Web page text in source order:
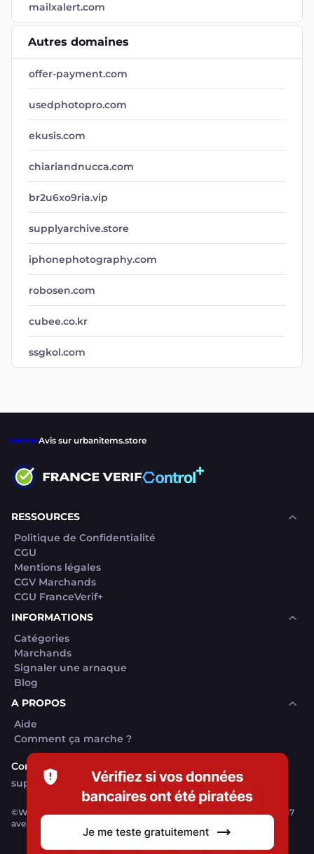
mailxalert.com
Autres domaines
offer-payment.com
usedphotopro.com
ekusis.com
chiariandnucca.com
br2u6xo9ria.vip
supplyarchive.store
iphonephotography.com
robosen.com
cubee.co.kr
ssgkol.com
VerifierAvis sur urbanitems.store
RESSOURCES
Politique de Confidentialité
CGU
Mentions légales
CGV Marchands
CGU FranceVerif+
INFORMATIONS
Catégories
Marchands
Signaler une arnaque
Blog
A PROPOS
Aide
Comment ça marche ?
Contact support utilisateurs
support@franceverif.fr
©WebVerif SAS au capital de 851 000€ • RCS de Paris 884750035 17
avenue Jean Moulin, 93100 Montreuil, France